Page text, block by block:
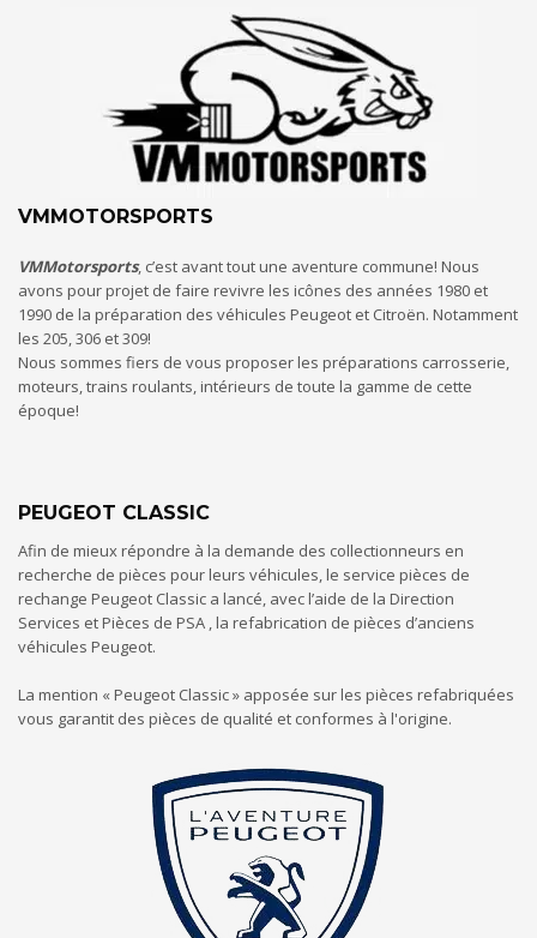
VMMOTORSPORTS
VMMotorsports, c’est avant tout une aventure commune! Nous
avons pour projet de faire revivre les icônes des années 1980 et
1990 de la préparation des véhicules Peugeot et Citroën. Notamment
les 205, 306 et 309!
Nous sommes fiers de vous proposer les préparations carrosserie,
moteurs, trains roulants, intérieurs de toute la gamme de cette
époque!
PEUGEOT CLASSIC
Afin de mieux répondre à la demande des collectionneurs en
recherche de pièces pour leurs véhicules, le service pièces de
rechange Peugeot Classic a lancé, avec l’aide de la Direction
Services et Pièces de PSA , la refabrication de pièces d’anciens
véhicules Peugeot.
La mention « Peugeot Classic » apposée sur les pièces refabriquées
vous garantit des pièces de qualité et conformes à l'origine.